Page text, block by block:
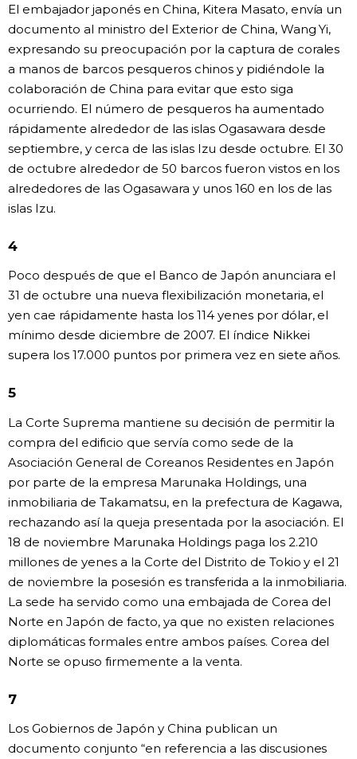
Tokio
El embajador japonés en China, Kitera Masato, envía un
documento al ministro del Exterior de China, Wang Yi,
expresando su preocupación por la captura de corales
a manos de barcos pesqueros chinos y pidiéndole la
colaboración de China para evitar que esto siga
ocurriendo. El número de pesqueros ha aumentado
rápidamente alrededor de las islas Ogasawara desde
septiembre, y cerca de las islas Izu desde octubre. El 30
de octubre alrededor de 50 barcos fueron vistos en los
alrededores de las Ogasawara y unos 160 en los de las
islas Izu.
4
Poco después de que el Banco de Japón anunciara el
31 de octubre una nueva flexibilización monetaria, el
yen cae rápidamente hasta los 114 yenes por dólar, el
mínimo desde diciembre de 2007. El índice Nikkei
supera los 17.000 puntos por primera vez en siete años.
5
La Corte Suprema mantiene su decisión de permitir la
compra del edificio que servía como sede de la
Asociación General de Coreanos Residentes en Japón
por parte de la empresa Marunaka Holdings, una
inmobiliaria de Takamatsu, en la prefectura de Kagawa,
rechazando así la queja presentada por la asociación. El
18 de noviembre Marunaka Holdings paga los 2.210
millones de yenes a la Corte del Distrito de Tokio y el 21
de noviembre la posesión es transferida a la inmobiliaria.
La sede ha servido como una embajada de Corea del
Norte en Japón de facto, ya que no existen relaciones
diplomáticas formales entre ambos países. Corea del
Norte se opuso firmemente a la venta.
7
Los Gobiernos de Japón y China publican un
documento conjunto “en referencia a las discusiones